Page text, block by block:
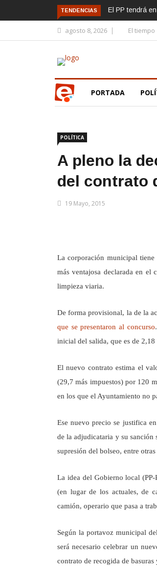
TENDENCIAS El PP tendrá
agosto 8, 2026 El tiempo
PORTADA
POLÍTICA
A pleno la
del contrato
19 Mayo, 2015
La corporación municipal tiene
más ventajosa declarada en el
limpieza viaria.
De forma provisional, la de la
que se presentaron al concurso
inicial del salida, que es de
El nuevo contrato estima el
(29,7 más impuestos) por 120
en los que el Ayuntamiento no
Ese nuevo precio se justifica
de la adjudicataria y su
supresión del bolseo, entre
La idea del Gobierno local
(en lugar de los actuales, de
camión, operario que pasa a
Según la portavoz municipal
será necesario celebrar un
contrato de recogida de